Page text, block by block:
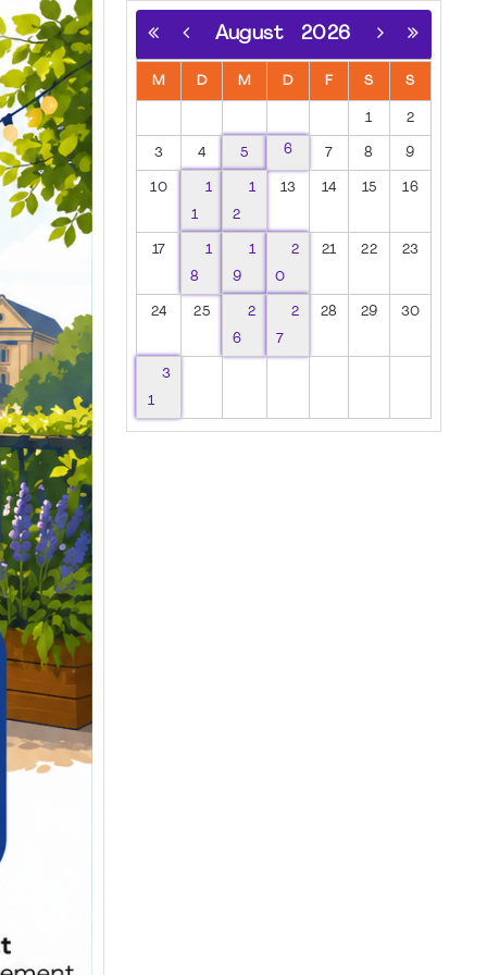
August 2026
M D M D F S S
1 2
3 4 5 6 7 8 9
10
1
1
1
2
13 14 15 16
17
1
8
1
9
2
0
21 22 23
24 25
2
6
2
7
28 29 30
3
1